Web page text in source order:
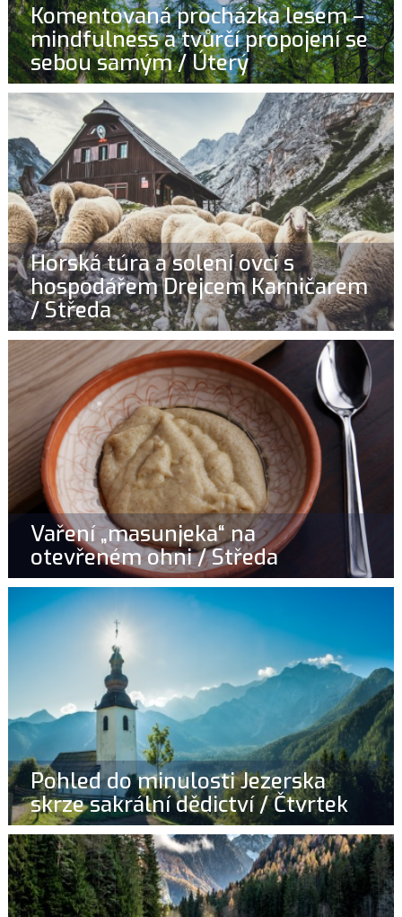
Komentovaná procházka lesem –
mindfulness a tvůrčí propojení se
sebou samým / Úterý
Horská túra a solení ovcí s
hospodářem Drejcem Karničarem
/ Středa
Vaření „masunjeka“ na
otevřeném ohni / Středa
Pohled do minulosti Jezerska
skrze sakrální dědictví / Čtvrtek